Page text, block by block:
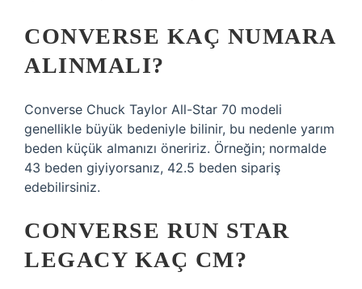
CONVERSE KAÇ NUMARA
ALINMALI?
Converse Chuck Taylor All-Star 70 modeli
genellikle büyük bedeniyle bilinir, bu nedenle yarım
beden küçük almanızı öneririz. Örneğin; normalde
43 beden giyiyorsanız, 42.5 beden sipariş
edebilirsiniz.
CONVERSE RUN STAR
LEGACY KAÇ CM?